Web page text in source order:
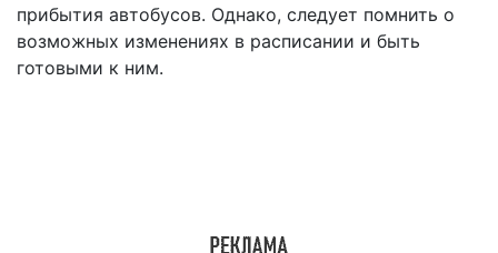
прибытия автобусов. Однако, следует помнить о
возможных изменениях в расписании и быть
готовыми к ним.